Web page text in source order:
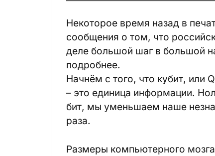
Некоторое время назад в
сообщения о том, что
деле большой шаг в большой
подробнее.
Начнём с того, что кубит, или
– это единица информации.
бит, мы уменьшаем наше
раза.
Размеры компьютерного